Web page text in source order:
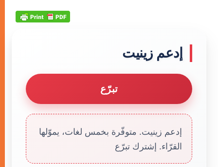
إدعم زينيت
تبرّع
إدعم زينيت. متوفّرة بخمس لغات، يموّلها
القرّاء. إشترك تبرّع